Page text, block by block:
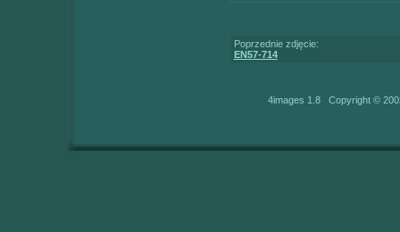
Poprzednie zdjęcie:
EN57-714
4images 1.8 Copyright ©